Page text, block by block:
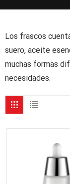
Los frascos
suero, aceite
muchas formas
necesidades.